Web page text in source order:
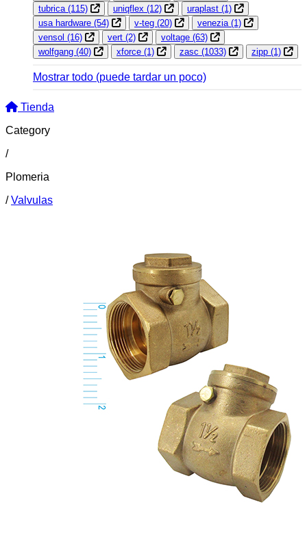
tubrica (115) uniqflex (12) uraplast (1)
usa hardware (54) v-teg (20) venezia (1)
vensol (16) vert (2) voltage (63)
wolfgang (40) xforce (1) zasc (1033) zipp (1)
Mostrar todo (puede tardar un poco)
Tienda
Category
/
Plomeria
/ Valvulas